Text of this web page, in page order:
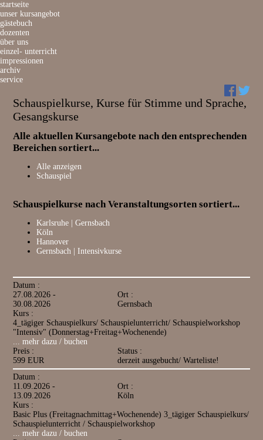
Navigation
überspringen
startseite
unser kursangebot
gästebuch
dozenten
über uns
einzel- unterricht
impressionen
archiv
service
Schauspielkurse, Kurse für Stimme und Sprache,
Gesangskurse
Alle aktuellen Kursangebote nach den entsprechenden
Bereichen sortiert...
Alle anzeigen
Schauspiel
Schauspielkurse nach Veranstaltungsorten sortiert...
überspringenKarlsruhe | Gernsbach
Köln
Hannover
Gernsbach | Intensivkurse
Datum :
27.08.2026 -
30.08.2026
Ort :
Gernsbach
Kurs :
4_tägiger Schauspielkurs/ Schauspielunterricht/ Schauspielworkshop
"Intensiv" (Donnerstag+Freitag+Wochenende)
... mehr dazu / buchen
Preis :
599 EUR
Status :
derzeit ausgebucht/ Warteliste!
Datum :
11.09.2026 -
13.09.2026
Ort :
Köln
Kurs :
Basic Plus (Freitagnachmittag+Wochenende) 3_tägiger Schauspielkurs/
Schauspielunterricht / Schauspielworkshop
... mehr dazu / buchen